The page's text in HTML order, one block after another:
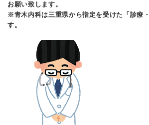
お願い致します。
※青木内科は三重県から指定を受けた「診療
す。